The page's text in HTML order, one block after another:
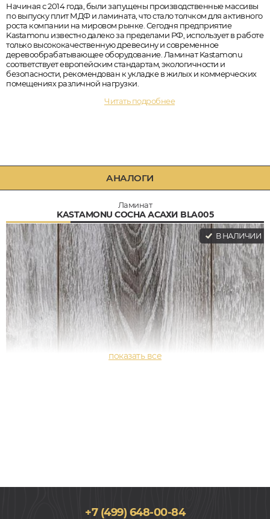
Начиная с 2014 года, были запущены производственные массивы
по выпуску плит МДФ и ламината, что стало толчком для активного
роста компании на мировом рынке. Сегодня предприятие
Kastamonu известно далеко за пределами РФ, использует в работе
только высококачественную древесину и современное
деревообрабатывающее оборудование. Ламинат Kastamonu
соответствует европейским стандартам, экологичности и
безопасности, рекомендован к укладке в жилых и коммерческих
помещениях различной нагрузки.
Читать подробнее
АНАЛОГИ
Ламинат
KASTAMONU СОСНА АСАХИ BLA005
В НАЛИЧИИ
+7 (499) 648-00-84